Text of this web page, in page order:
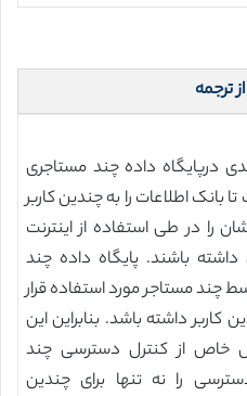
ترجمه
درپایگاه داده چند مستاجری
بانک اطلاعات را به چندین کاربر
را در طی استفاده از اینترنت
باشند. پایگاه داده چند
مستاجر مورد استفاده قرار
داشته باشد. بنابراین این
خاص از کنترل دسترسی چند
را نه تنها برای چندین